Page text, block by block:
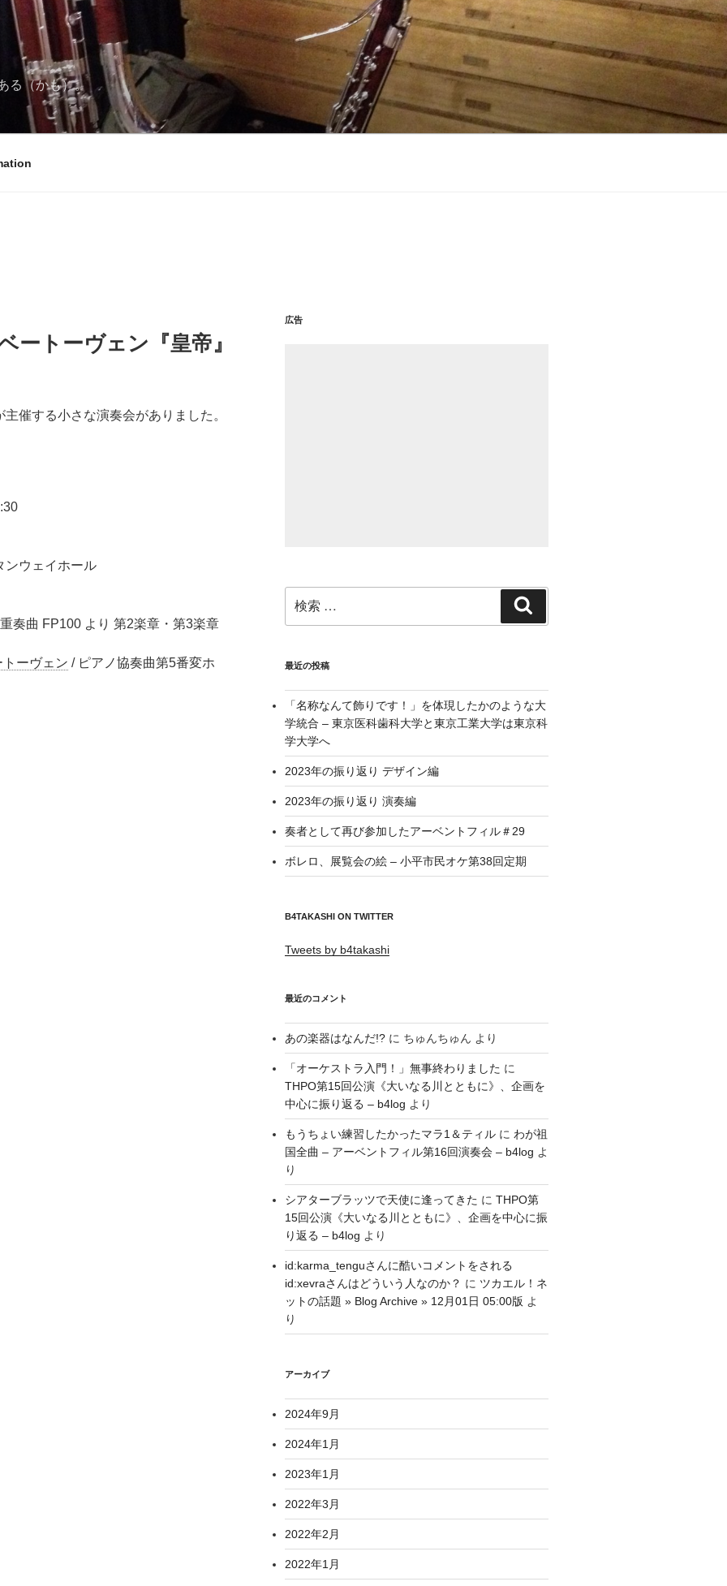
る（かも）。
ートーヴェン『皇帝』
催する小さな演奏会がありました。
ンウェイホール
奏曲 FP100 より 第2楽章・第3楽章
ーヴェン / ピアノ協奏曲第5番変ホ
広告
索:
索
最近の投稿
「名称なんて飾りです！」を体現したかのような大
学統合 – 東京医科歯科大学と東京工業大学は東京科
学大学へ
2023年の振り返り デザイン編
2023年の振り返り 演奏編
奏者として再び参加したアーベントフィル＃29
ボレロ、展覧会の絵 – 小平市民オケ第38回定期
B4TAKASHI ON TWITTER
Tweets by b4takashi
最近のコメント
あの楽器はなんだ!?に ちゅんちゅん より
「オーケストラ入門！」無事終わりました に
THPO第15回公演《大いなる川とともに》、企画を
中心に振り返る – b4log より
もうちょい練習したかったマラ1＆ティルに わが祖
国全曲 – アーベントフィル第16回演奏会 – b4log よ
り
シアターブラッツで天使に逢ってきた に THPO第
15回公演《大いなる川とともに》、企画を中心に振
り返る – b4log より
id:karma_tenguさんに酷いコメントをされる
id:xevraさんはどういう人なのか？ に ツカエル！ネ
ットの話題 » Blog Archive » 12月01日 05:00版 よ
り
アーカイブ
2024年9月
2024年1月
2023年1月
2022年3月
2022年2月
2022年1月